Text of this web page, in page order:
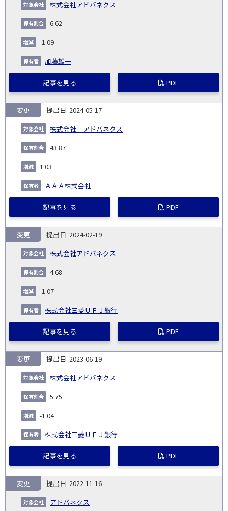
株式会社アドバネクス
6.62
-1.09
加藤雄一
記事を見る PDF
2024-05-17
株式会社 アドバネクス
変更
43.87
1.03
ＡＡＡ株式会社
記事を見る PDF
2024-02-19
株式会社アドバネクス
変更
4.68
-1.07
株式会社三菱ＵＦＪ銀行
記事を見る PDF
2023-06-19
株式会社アドバネクス
変更
5.75
-1.04
株式会社三菱ＵＦＪ銀行
記事を見る PDF
2022-11-16
アドバネクス
変更